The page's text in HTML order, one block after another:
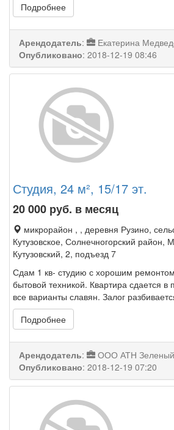
Подробнее
Арендодатель:
Екатерина
Опубликовано: 2018-12-19 08:46
Студия, 24 м², 15/17 эт.
20 000 руб. в месяц
микрорайон , , деревня Рузино,
Кутузовское, Солнечногорский район,
Кутузовский, 2, подъезд 7
Сдам 1 кв- студию с хорошим
бытовой техникой. Квартира сдается
все варианты славян. Залог
Подробнее
Арендодатель:
ООО АТН Зеленый
Опубликовано: 2018-12-19 07:20